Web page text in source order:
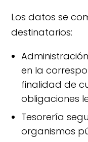
Los datos se
destinatarios:
en la
finalidad de
obligaciones
Tesorería
organismos